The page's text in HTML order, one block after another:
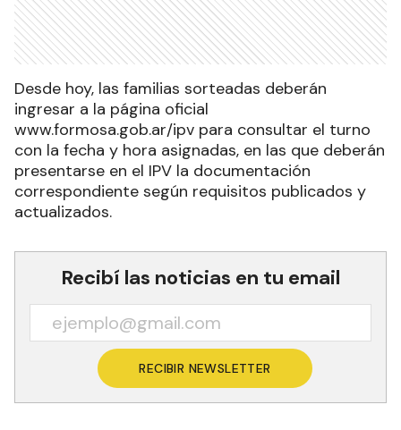
Desde hoy, las familias sorteadas deberán
ingresar a la página oficial
www.formosa.gob.ar/ipv para consultar el turno
con la fecha y hora asignadas, en las que deberán
presentarse en el IPV la documentación
correspondiente según requisitos publicados y
actualizados.
Recibí las noticias en tu email
RECIBIR NEWSLETTER